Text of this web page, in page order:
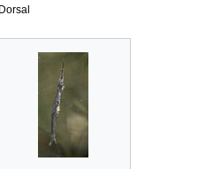
Dorsal